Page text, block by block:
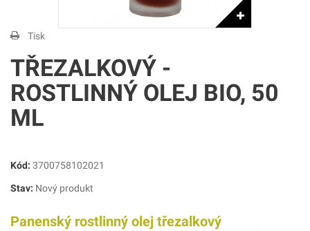
Tisk
TŘEZALKOVÝ -
ROSTLINNÝ OLEJ BIO, 50
ML
Kód: 3700758102021
Stav: Nový produkt
Panenský rostlinný olej třezalkový